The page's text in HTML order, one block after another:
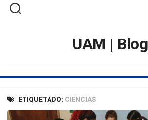
Saltar
UAM | Blog
ETIQUETADO: CIENCIAS